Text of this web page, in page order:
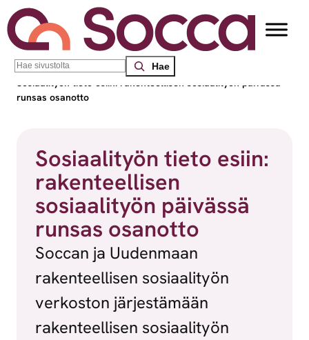
Siirry sisältöön
Search
Socca – Etelä-Suomen sosiaalialan osaamiskeskus
Sosiaalityön tieto esiin: rakenteellisen sosiaalityön päivässä
runsas osanotto
Sosiaalityön tieto esiin:
rakenteellisen
sosiaalityön päivässä
runsas osanotto
Soccan ja Uudenmaan
rakenteellisen sosiaalityön
verkoston järjestämään
rakenteellisen sosiaalityön